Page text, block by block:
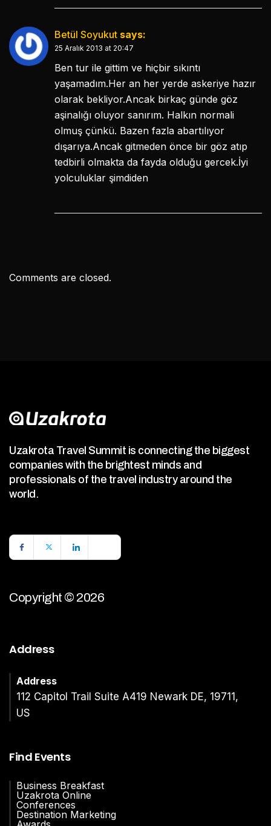
Betül Soyukut says:
25 Aralık 2013 at 20:47
Ben tur ile gittim ve hiçbir sıkıntı
yaşamadım.Her an her yerde askeriye hazır
olarak bekliyor.Ancak birkaç günde göz
aşinalığı oluyor sanırım. Halkın normali
olmuş çünkü. Bazen fazla abartılıyor
dışarıya.Ancak gitmeden önce bir göz atıp
tedbirli olmakta da fayda olduğu gercek.İyi
yolculuklar şimdiden
Comments are closed.
Uzakrota Travel Summit is connecting the biggest
companies with the brightest minds and
professionals of the travel industry around the
world.
Copyright © 2026
Address
Address
112 Capitol Trail Suite A419 Newark DE, 19711,
US
Find Events
Business Breakfast
Uzakrota Online
Conferences
Destination Marketing